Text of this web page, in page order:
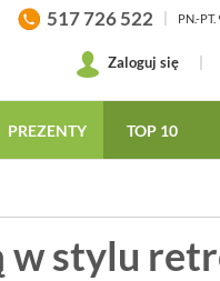
517 726 522 PN.-
Zaloguj się
PREZENTY TOP 10
w stylu